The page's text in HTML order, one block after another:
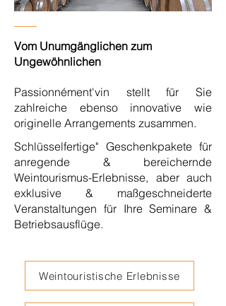
Vom Unumgänglichen zum
Ungewöhnlichen
Passionnément'vin stellt für Sie
zahlreiche ebenso innovative wie
originelle Arrangements zusammen.
Schlüsselfertige" Geschenkpakete für
anregende & bereichernde
Weintourismus-Erlebnisse, aber auch
exklusive & maßgeschneiderte
Veranstaltungen für Ihre Seminare &
Betriebsausflüge.
Weintouristische Erlebnisse